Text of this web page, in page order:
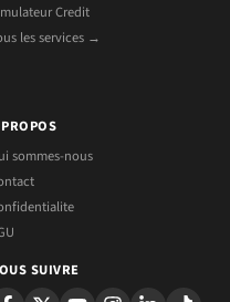
Credit
les services →
sommes-nous
SUIVRE